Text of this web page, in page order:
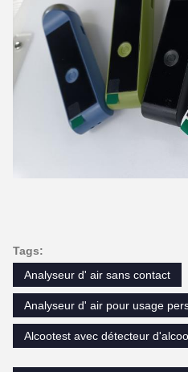
Tags:
Analyseur d' air sans contact
Analyseur d' air pour usage
Alcootest avec détecteur